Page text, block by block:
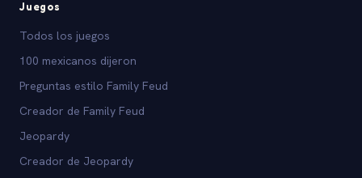
Juegos
Todos los juegos
100 mexicanos dijeron
Preguntas estilo Family Feud
Creador de Family Feud
Jeopardy
Creador de Jeopardy